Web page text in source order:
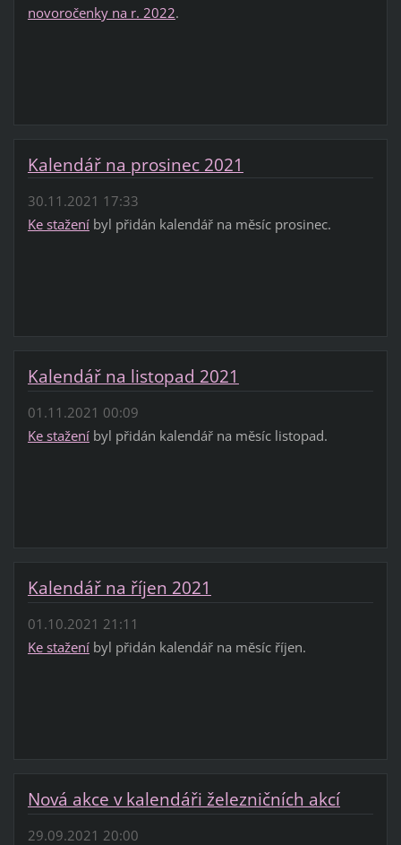
novoročenky na r. 2022.
Kalendář na prosinec 2021
30.11.2021 17:33
Ke staženíbyl přidán kalendář na měsíc prosinec.
Kalendář na listopad 2021
01.11.2021 00:09
Ke staženíbyl přidán kalendář na měsíc listopad.
Kalendář na říjen 2021
01.10.2021 21:11
Ke staženíbyl přidán kalendář na měsíc říjen.
Nová akce v kalendáři železničních akcí
29.09.2021 20:00